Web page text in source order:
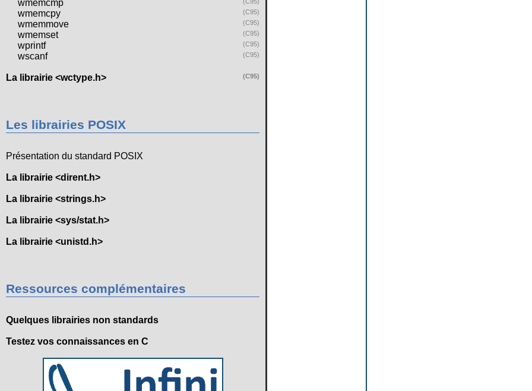
wmemcmp
wmemcpy (C95)
wmemmove (C95)
wmemset (C95)
wprintf (C95)
wscanf (C95)
La librairie <wctype.h> (C95)
Les librairies POSIX
Présentation du standard POSIX
La librairie <dirent.h>
La librairie <strings.h>
La librairie <sys/stat.h>
La librairie <unistd.h>
Ressources complémentaires
Quelques librairies non standards
Testez vos connaissances en C